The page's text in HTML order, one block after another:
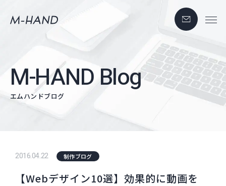
M-HAND Blog
エムハンドブログ
2016.04.22 制作ブログ
【Webデザイン10選】効果的に動画を